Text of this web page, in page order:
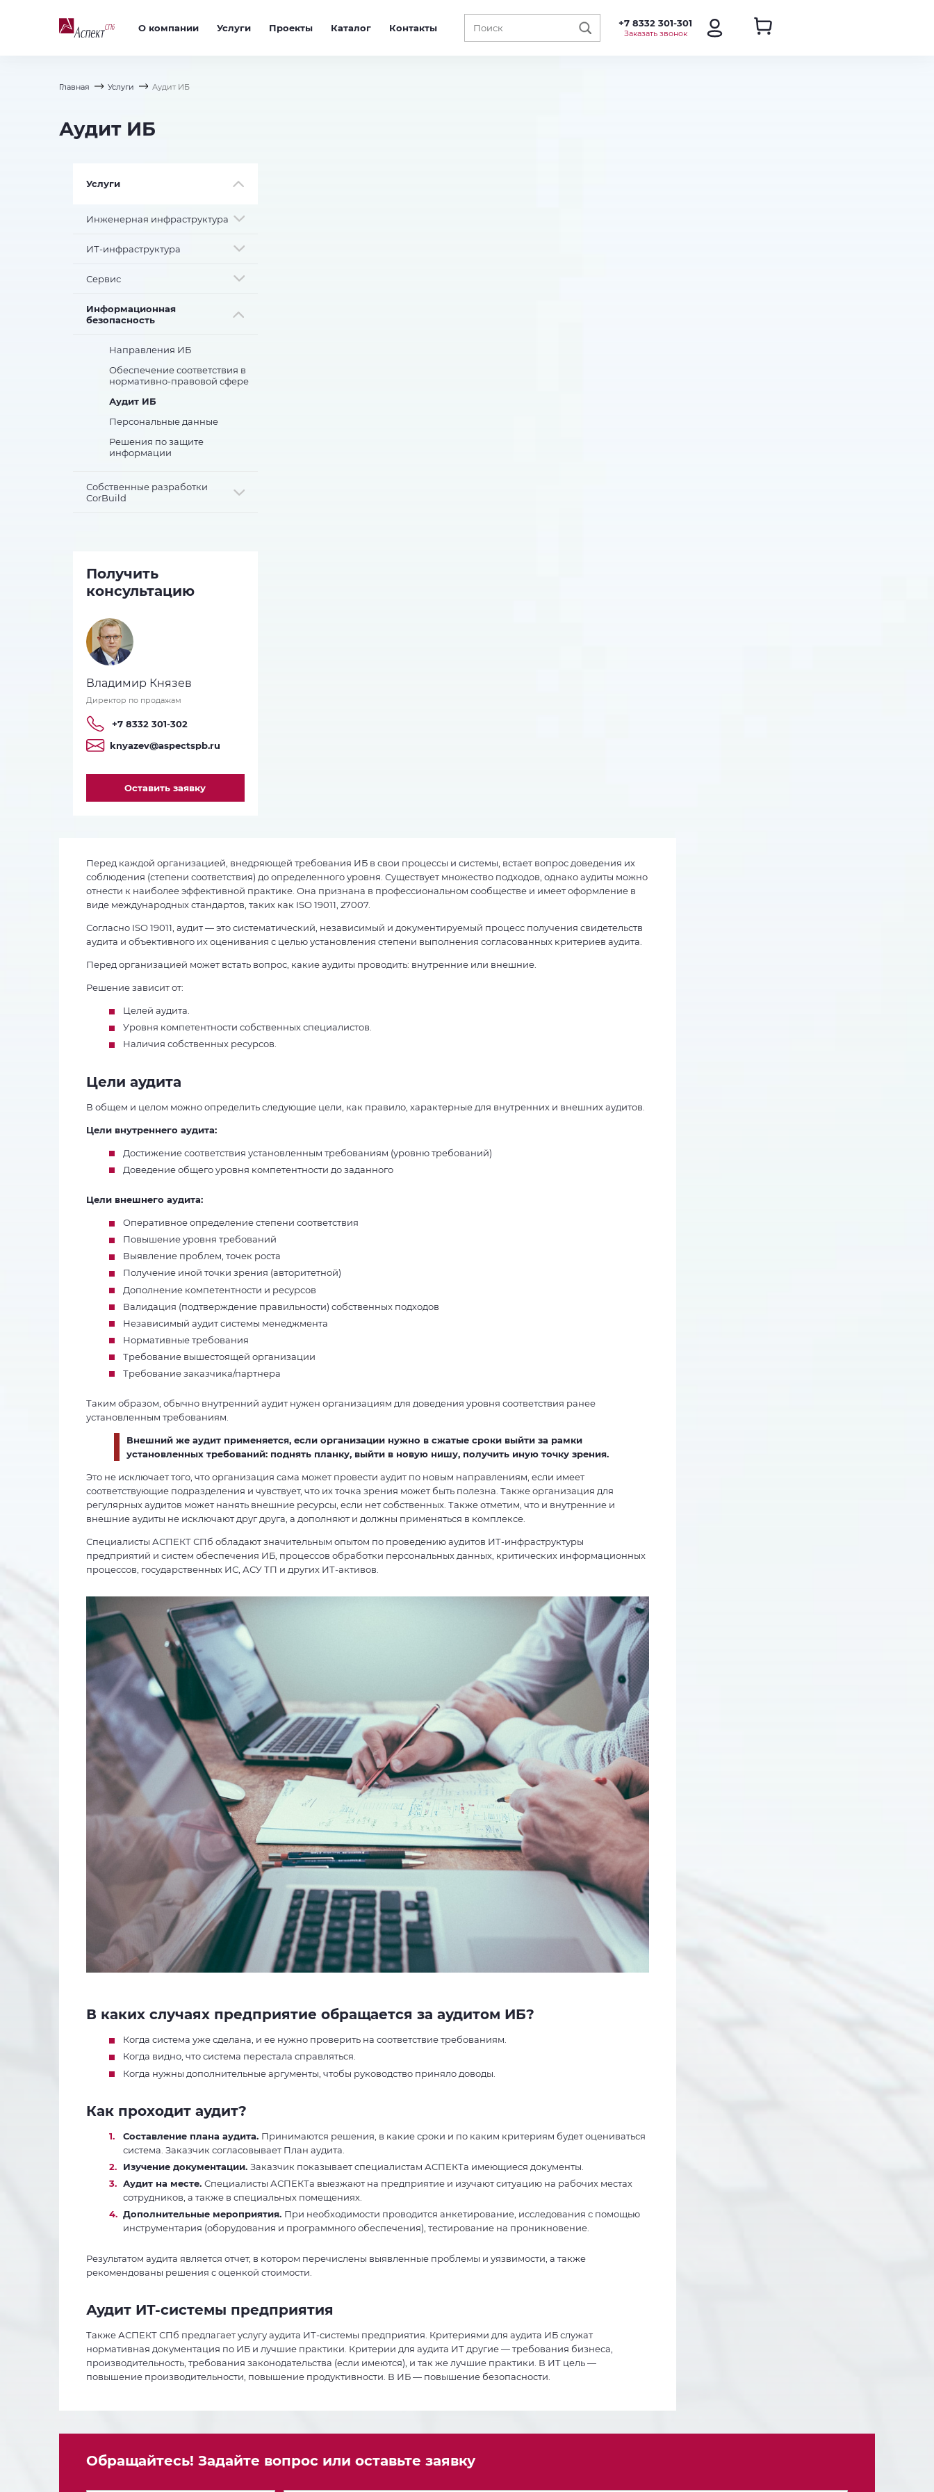
О компании Услуги Проекты Каталог Контакты +7 8332 301-301
Заказать звонок
Главная Услуги Аудит ИБ
Аудит ИБ
Услуги
Инженерная инфраструктура
ИТ-инфраструктура
Сервис
Информационная
безопасность
Направления ИБ
Обеспечение соответствия в
нормативно-правовой сфере
Аудит ИБ
Персональные данные
Решения по защите
информации
Собственные разработки
CorBuild
Получить
консультацию
Владимир Князев
Директор по продажам
+7 8332 301-302
knyazev@aspectspb.ru
Оставить заявку
Перед каждой организацией, внедряющей требования ИБ в свои процессы и системы, встает вопрос доведения их
соблюдения (степени соответствия) до определенного уровня. Существует множество подходов, однако аудиты можно
отнести к наиболее эффективной практике. Она признана в профессиональном сообществе и имеет оформление в
виде международных стандартов, таких как ISO 19011, 27007.
Согласно ISO 19011, аудит — это систематический, независимый и документируемый процесс получения свидетельств
аудита и объективного их оценивания с целью установления степени выполнения согласованных критериев аудита.
Перед организацией может встать вопрос, какие аудиты проводить: внутренние или внешние.
Решение зависит от:
Целей аудита.
Уровня компетентности собственных специалистов.
Наличия собственных ресурсов.
Цели аудита
В общем и целом можно определить следующие цели, как правило, характерные для внутренних и внешних аудитов.
Цели внутреннего аудита:
Достижение соответствия установленным требованиям (уровню требований)
Доведение общего уровня компетентности до заданного
Цели внешнего аудита:
Оперативное определение степени соответствия
Повышение уровня требований
Выявление проблем, точек роста
Получение иной точки зрения (авторитетной)
Дополнение компетентности и ресурсов
Валидация (подтверждение правильности) собственных подходов
Независимый аудит системы менеджмента
Нормативные требования
Требование вышестоящей организации
Требование заказчика/партнера
Таким образом, обычно внутренний аудит нужен организациям для доведения уровня соответствия ранее
установленным требованиям.
Внешний же аудит применяется, если организации нужно в сжатые сроки выйти за рамки
установленных требований: поднять планку, выйти в новую нишу, получить иную точку зрения.
Это не исключает того, что организация сама может провести аудит по новым направлениям, если имеет
соответствующие подразделения и чувствует, что их точка зрения может быть полезна. Также организация для
регулярных аудитов может нанять внешние ресурсы, если нет собственных. Также отметим, что и внутренние и
внешние аудиты не исключают друг друга, а дополняют и должны применяться в комплексе.
Специалисты АСПЕКТ СПб обладают значительным опытом по проведению аудитов ИТ-инфраструктуры
предприятий и систем обеспечения ИБ, процессов обработки персональных данных, критических информационных
процессов, государственных ИС, АСУ ТП и других ИТ-активов.
В каких случаях предприятие обращается за аудитом ИБ?
Когда система уже сделана, и ее нужно проверить на соответствие требованиям.
Когда видно, что система перестала справляться.
Когда нужны дополнительные аргументы, чтобы руководство приняло доводы.
Как проходит аудит?
Составление плана аудита. Принимаются решения, в какие сроки и по каким критериям будет оцениваться
система. Заказчик согласовывает План аудита.
Изучение документации. Заказчик показывает специалистам АСПЕКТа имеющиеся документы.
Аудит на месте. Специалисты АСПЕКТа выезжают на предприятие и изучают ситуацию на рабочих местах
сотрудников, а также в специальных помещениях.
Дополнительные мероприятия. При необходимости проводится анкетирование, исследования с помощью
инструментария (оборудования и программного обеспечения), тестирование на проникновение.
Результатом аудита является отчет, в котором перечислены выявленные проблемы и уязвимости, а также
рекомендованы решения с оценкой стоимости.
Аудит ИТ-системы предприятия
Также АСПЕКТ СПб предлагает услугу аудита ИТ-системы предприятия. Критериями для аудита ИБ служат
нормативная документация по ИБ и лучшие практики. Критерии для аудита ИТ другие — требования бизнеса,
производительность, требования законодательства (если имеются), и так же лучшие практики. В ИТ цель —
повышение производительности, повышение продуктивности. В ИБ — повышение безопасности.
Обращайтесь! Задайте вопрос или оставьте заявку